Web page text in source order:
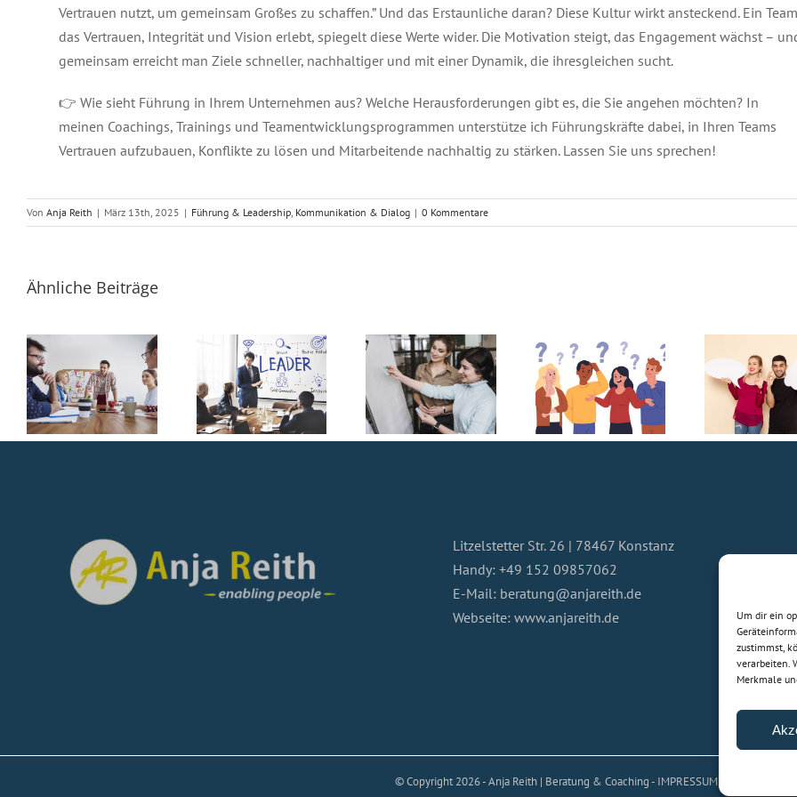
Um dir ein
zustimmst,
verarbeiten.
Merkmale
Vertrauen nutzt, um gemeinsam Großes zu schaffen.” Und das Erstaunliche daran? Diese Kultur wirkt ansteckend. Ein
das Vertrauen, Integrität und Vision erlebt, spiegelt diese Werte wider. Die Motivation steigt, das Engagement wächst –
gemeinsam erreicht man Ziele schneller, nachhaltiger und mit einer Dynamik, die ihresgleichen sucht.
👉 Wie sieht Führung in Ihrem Unternehmen aus? Welche Herausforderungen gibt es, die Sie angehen möchten? In
meinen Coachings, Trainings und Teamentwicklungsprogrammen unterstütze ich Führungskräfte dabei, in Ihren Teams
Vertrauen aufzubauen, Konflikte zu lösen und Mitarbeitende nachhaltig zu stärken. Lassen Sie uns sprechen!
Von Anja Reith | März 13th, 2025 | Führung & Leadership Kommunikation & Dialog | 0 Kommentare
Ähnliche Beiträge
Litzelstetter Str. 26 | 78467 Konstanz
Handy: +49 152 09857062
E-Mail: beratung@anjareith.de
Webseite: www.anjareith.de
© Copyright2026 - Anja Reith | Beratung & Coaching - IMPRESSUM